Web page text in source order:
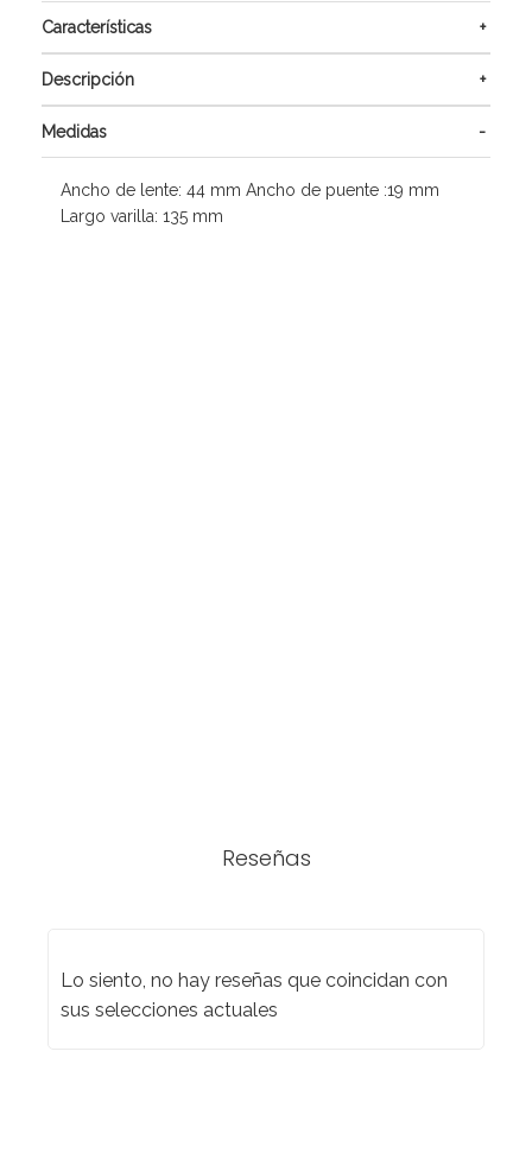
Características
Descripción
Medidas
Ancho de lente: 44 mm Ancho de puente :19 mm
Largo varilla: 135 mm
Reseñas
Lo siento, no hay reseñas que coincidan con
sus selecciones actuales